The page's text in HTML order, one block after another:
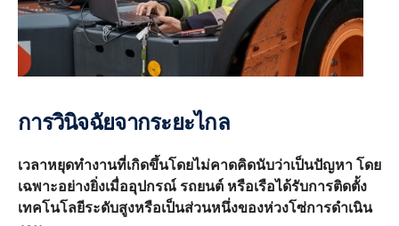
การวินิจฉัยจากระยะไกล
เวลาหยุดทำงานที่เกิดขึ้นโดยไม่คาดคิดนับว่าเป็นปัญหา โดย
เฉพาะอย่างยิ่งเมื่ออุปกรณ์ รถยนต์ หรือเรือได้รับการติดตั้ง
เทคโนโลยีระดับสูงหรือเป็นส่วนหนึ่งของห่วงโซ่การดำเนิน